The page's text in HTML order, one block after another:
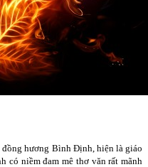
hương Bình Định, hiện là giáo
có niềm đam mê thơ văn rất mãnh